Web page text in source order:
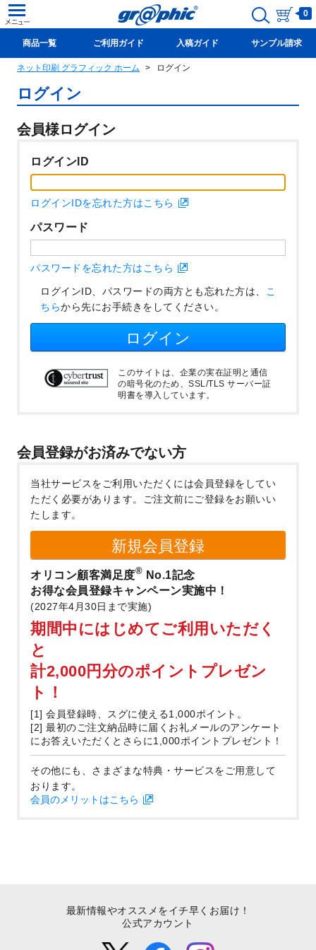
0
商品一覧 ご利用ガイド 入稿ガイド サンプル請求
新規会員登録(無料)
ネット印刷 グラフィック ホーム ログイン
ログイン
会員様ログイン
ログインID
ログインIDを忘れた方はこちら
パスワード
パスワードを忘れた方はこちら
ログインID、パスワードの両方とも忘れた方は、 こ
ちらから先にお手続きをしてください。
ログイン
このサイトは、企業の実在証明と通信
の暗号化のため、SSL/TLS サーバー証
明書を導入しています。
会員登録がお済みでない方
当社サービスをご利用いただくには会員登録をしてい
ただく必要があります。
ご注文前にご登録をお願いい
たします。
新規会員登録
オリコン顧客満足度® No.1記念
お得な会員登録キャンペーン実施中！
(2027年4月30日まで実施)
期間中にはじめてご利用いただく
と
計2,000円分のポイントプレゼン
ト！
[1] 会員登録時、スグに使える1,000ポイント。
[2] 最初のご注文納品時に届くお礼メールのアンケート
にお答えいただくとさらに1,000ポイントプレゼント！
その他にも、さまざまな特典・サービスをご用意して
おります。
会員のメリットはこちら
最新情報やオススメをイチ早くお届け！
公式アカウント